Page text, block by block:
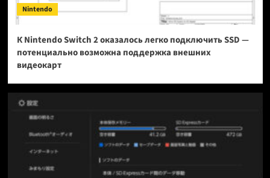
Nintendo
К Nintendo Switch 2 оказалось легко подключить SSD —
потенциально возможна поддержка внешних
видеокарт